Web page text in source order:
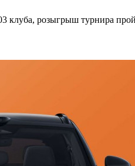
клуба, розыгрыш турнира